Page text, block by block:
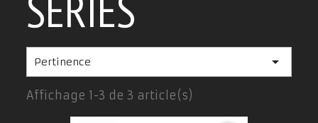
Pertinence 
Affichage 1-3 de 3 article(s)